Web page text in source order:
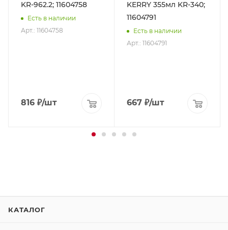
KR-962.2; 11604758
Есть в наличии
Арт.: 11604758
816 ₽/шт
KERRY 355мл KR-340;
11604791
Есть в наличии
Арт.: 11604791
667 ₽/шт
КАТАЛОГ